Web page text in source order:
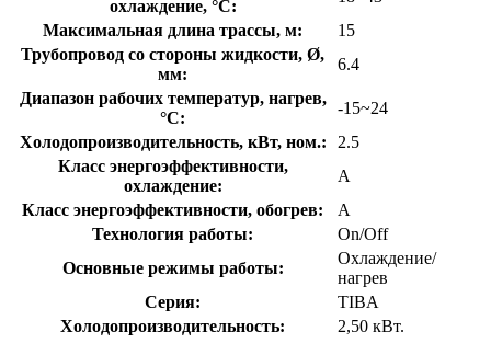
охлаждение, °C:
Максимальная длина трассы, м:
15
Трубопровод со стороны жидкости, Ø,
мм:
6.4
Диапазон рабочих температур, нагрев,
°C:
-15~24
Холодопроизводительность, кВт, ном.:
2.5
Класс энергоэффективности,
охлаждение:
A
Класс энергоэффективности, обогрев:
A
Технология работы:
On/Off
Основные режимы работы:
Охлаждение/
нагрев
Серия:
TIBA
Холодопроизводительность:
2,50 кВт.